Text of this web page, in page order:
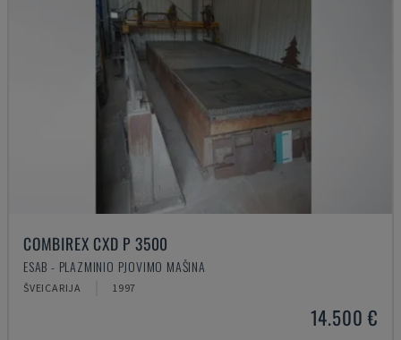
COMBIREX CXD P 3500
ESAB - PLAZMINIO PJOVIMO MAŠINA
ŠVEICARIJA 1997
14.500 €